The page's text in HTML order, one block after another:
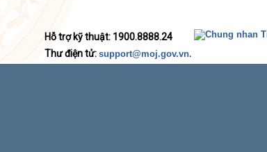
Hỗ trợ kỹ thuật: 1900.8888.24
Thư điện tử: support@moj.gov.vn.